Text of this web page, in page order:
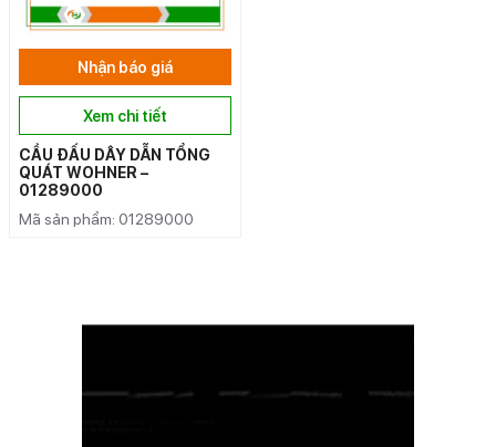
Nhận báo giá
Xem chi tiết
CẦU ĐẤU DÂY DẪN TỔNG
QUÁT WOHNER –
01289000
Mã sản phẩm: 01289000